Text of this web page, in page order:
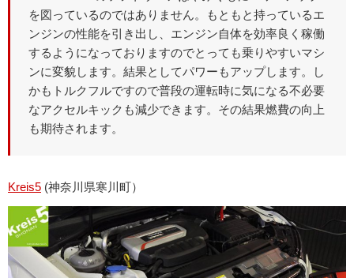
を図っているのではありません。もともと持っているエ
ンジンの性能を引き出し、エンジン自体を効率良く稼働
するようになっておりますのでとっても乗りやすいマシ
ンに変貌します。結果としてパワーもアップします。し
かもトルクフルですので普段の運転時に気になる不必要
なアクセルキックも減少できます。その結果燃費の向上
も期待されます。
Kreis5 (神奈川県寒川町）